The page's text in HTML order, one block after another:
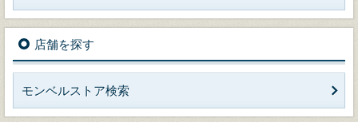
店舗を探す
モンベルストア検索